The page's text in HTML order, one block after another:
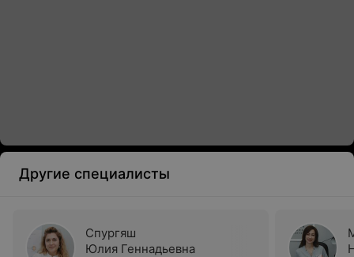
Другие специалисты
Спургяш
Юлия Геннадьевна